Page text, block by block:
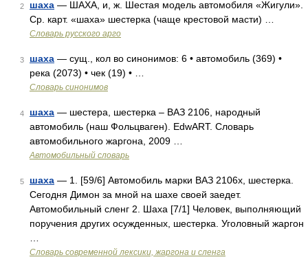
2 шаха — ШАХА, и, ж. Шестая модель автомобиля «Жигули».
Ср. карт. «шаха» шестерка (чаще крестовой масти) …
Словарь русского арго
3 шаха — сущ., кол во синонимов: 6 • автомобиль (369) •
река (2073) • чек (19) • …
Словарь синонимов
4 шаха — шестера, шестерка – ВАЗ 2106, народный
автомобиль (наш Фольцваген). EdwART. Словарь
автомобильного жаргона, 2009 …
Автомобильный словарь
5 шаха — 1. [59/6] Автомобиль марки ВАЗ 2106х, шестерка.
Сегодня Димон за мной на шахе своей заедет.
Автомобильный сленг 2. Шаха [7/1] Человек, выполняющий
поручения других осужденных, шестерка. Уголовный жаргон
Cловарь современной лексики, жаргона и сленга